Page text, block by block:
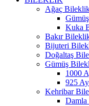
Ağaç
Kuka
Bakır
Bijuteri
Doğaltaş
Gümüş
1000
925
Kehribar